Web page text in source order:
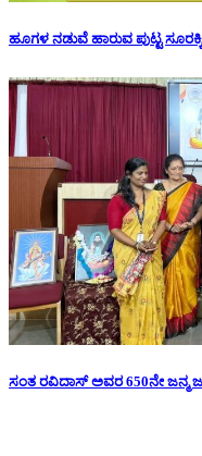
ಹೂಗಳ ನಡುವೆ ಹಾರುವ ಪುಟ್ಟ
ಸಂತ ರವಿದಾಸ್ ಅವರ 650ನೇ